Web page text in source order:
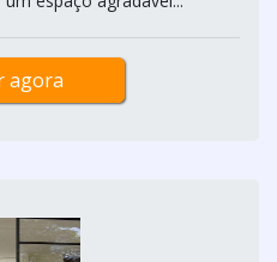
agora